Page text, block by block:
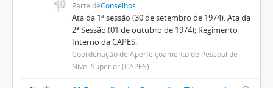
Parte deConselhos
Ata da 1ª sessão (30 de setembro de 1974). Ata da
2ª Sessão (01 de outubro de 1974); Regimento
Interno da CAPES.
Coordenação de Aperfeiçoamento de Pessoal de
Nível Superior (CAPES)